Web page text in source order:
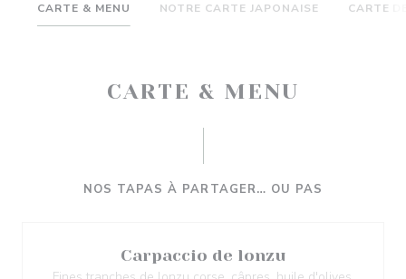
CARTE & MENU NOTRE CARTE JAPONAISE CARTE
CARTE & MENU
NOS TAPAS À PARTAGER… OU PAS
Carpaccio de lonzu